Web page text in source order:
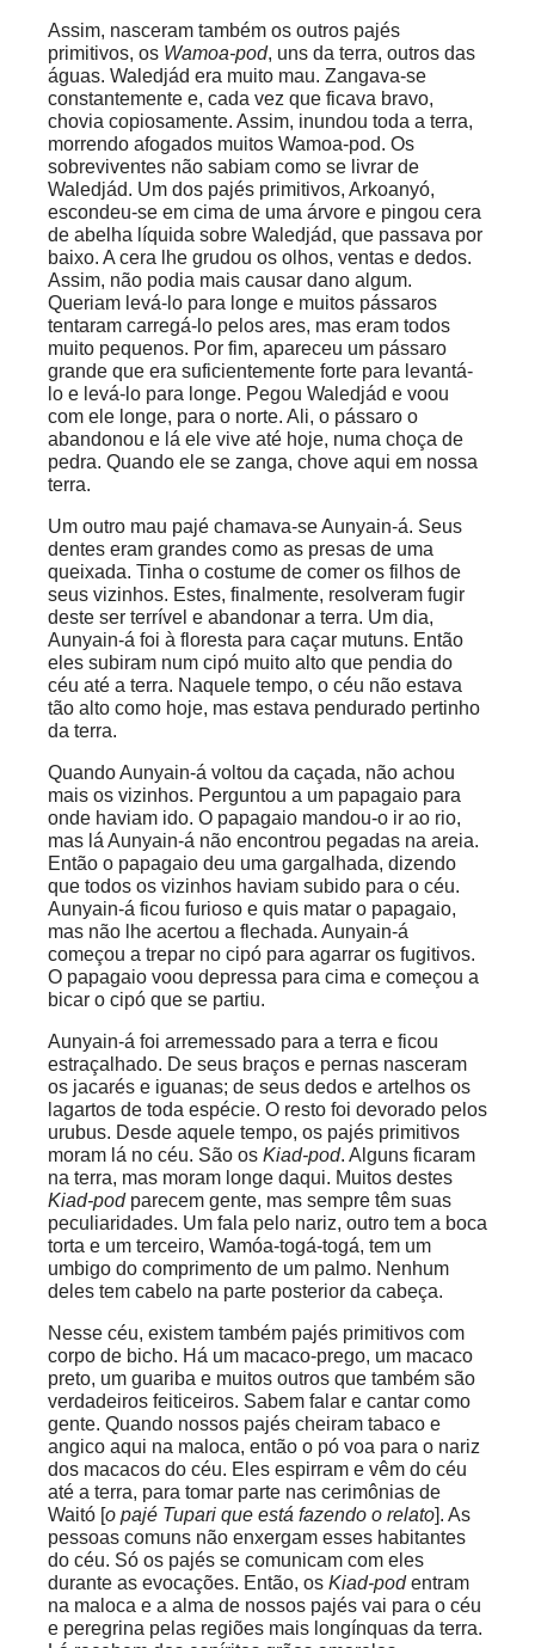
Assim, nasceram também os outros pajés
primitivos, os Wamoa-pod, uns da terra, outros das
águas. Waledjád era muito mau. Zangava-se
constantemente e, cada vez que ficava bravo,
chovia copiosamente. Assim, inundou toda a terra,
morrendo afogados muitos Wamoa-pod. Os
sobreviventes não sabiam como se livrar de
Waledjád. Um dos pajés primitivos, Arkoanyó,
escondeu-se em cima de uma árvore e pingou cera
de abelha líquida sobre Waledjád, que passava por
baixo. A cera lhe grudou os olhos, ventas e dedos.
Assim, não podia mais causar dano algum.
Queriam levá-lo para longe e muitos pássaros
tentaram carregá-lo pelos ares, mas eram todos
muito pequenos. Por fim, apareceu um pássaro
grande que era suficientemente forte para levantá-
lo e levá-lo para longe. Pegou Waledjád e voou
com ele longe, para o norte. Ali, o pássaro o
abandonou e lá ele vive até hoje, numa choça de
pedra. Quando ele se zanga, chove aqui em nossa
terra.
Um outro mau pajé chamava-se Aunyain-á. Seus
dentes eram grandes como as presas de uma
queixada. Tinha o costume de comer os filhos de
seus vizinhos. Estes, finalmente, resolveram fugir
deste ser terrível e abandonar a terra. Um dia,
Aunyain-á foi à floresta para caçar mutuns. Então
eles subiram num cipó muito alto que pendia do
céu até a terra. Naquele tempo, o céu não estava
tão alto como hoje, mas estava pendurado pertinho
da terra.
Quando Aunyain-á voltou da caçada, não achou
mais os vizinhos. Perguntou a um papagaio para
onde haviam ido. O papagaio mandou-o ir ao rio,
mas lá Aunyain-á não encontrou pegadas na areia.
Então o papagaio deu uma gargalhada, dizendo
que todos os vizinhos haviam subido para o céu.
Aunyain-á ficou furioso e quis matar o papagaio,
mas não lhe acertou a flechada. Aunyain-á
começou a trepar no cipó para agarrar os fugitivos.
O papagaio voou depressa para cima e começou a
bicar o cipó que se partiu.
Aunyain-á foi arremessado para a terra e ficou
estraçalhado. De seus braços e pernas nasceram
os jacarés e iguanas; de seus dedos e artelhos os
lagartos de toda espécie. O resto foi devorado pelos
urubus. Desde aquele tempo, os pajés primitivos
moram lá no céu. São os Kiad-pod. Alguns ficaram
na terra, mas moram longe daqui. Muitos destes
Kiad-podparecem gente, mas sempre têm suas
peculiaridades. Um fala pelo nariz, outro tem a boca
torta e um terceiro, Wamóa-togá-togá, tem um
umbigo do comprimento de um palmo. Nenhum
deles tem cabelo na parte posterior da cabeça.
Nesse céu, existem também pajés primitivos com
corpo de bicho. Há um macaco-prego, um macaco
preto, um guariba e muitos outros que também são
verdadeiros feiticeiros. Sabem falar e cantar como
gente. Quando nossos pajés cheiram tabaco e
angico aqui na maloca, então o pó voa para o nariz
dos macacos do céu. Eles espirram e vêm do céu
até a terra, para tomar parte nas cerimônias de
Waitó [o pajé Tupari que está fazendo o relato]. As
pessoas comuns não enxergam esses habitantes
do céu. Só os pajés se comunicam com eles
durante as evocações. Então, os Kiad-podentram
na maloca e a alma de nossos pajés vai para o céu
e peregrina pelas regiões mais longínquas da terra.